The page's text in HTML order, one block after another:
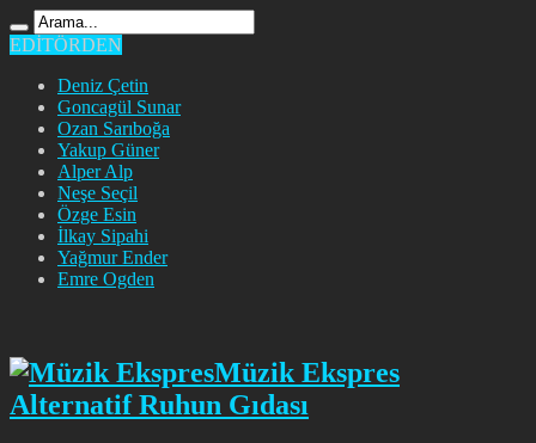
EDİTÖRDEN
Deniz Çetin
Goncagül Sunar
Ozan Sarıboğa
Yakup Güner
Alper Alp
Neşe Seçil
Özge Esin
İlkay Sipahi
Yağmur Ender
Emre Ogden
Müzik Ekspres
Alternatif Ruhun Gıdası